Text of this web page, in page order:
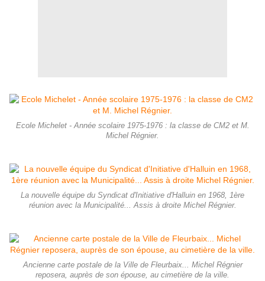
Ecole Michelet - Année scolaire 1975-1976 : la classe de CM2 et M.
Michel Régnier.
La nouvelle équipe du Syndicat d'Initiative d'Halluin en 1968, 1ère
réunion avec la Municipalité... Assis à droite Michel Régnier.
Ancienne carte postale de la Ville de Fleurbaix... Michel Régnier
reposera, auprès de son épouse, au cimetière de la ville.